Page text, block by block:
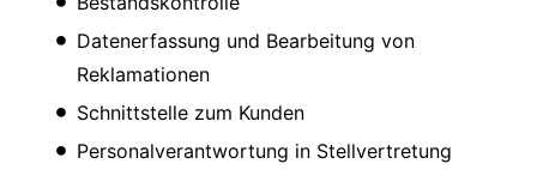
Datenerfassung und Bearbeitung von
Reklamationen
Schnittstelle zum Kunden
Personalverantwortung in Stellvertretung